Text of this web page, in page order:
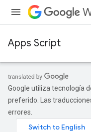
Apps Script
Google utiliza tecnología
preferido. Las
errores.